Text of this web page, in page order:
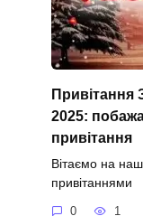
2025:
привітання
Вітаємо на
привітаннями
0 1